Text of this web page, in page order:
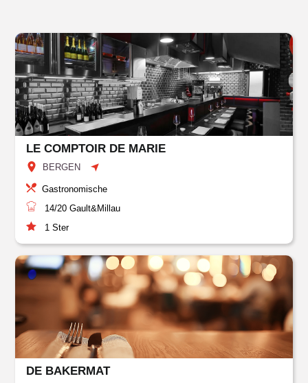
LE COMPTOIR DE MARIE
BERGEN
Gastronomische
14/20 Gault&Millau
1 Ster
DE BAKERMAT